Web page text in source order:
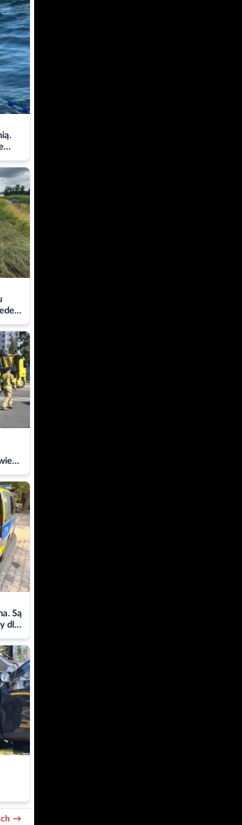
Są
dla
→